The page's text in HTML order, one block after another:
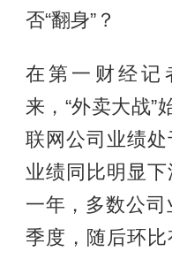
否“翻身”？
在第一财经记
来，“外卖大战”
联网公司业绩
业绩同比明显
一年，多数公
季度，随后环